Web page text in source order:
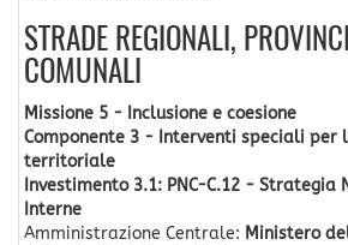
STRADE REGIONALI,
COMUNALI
Missione 5 - Inclusione e coesione
Componente 3 - Interventi speciali per
territoriale
Investimento 3.1: PNC-C.12 - Strategia
Interne
Amministrazione Centrale: Ministero